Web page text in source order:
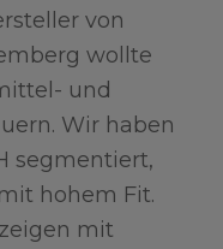
von
wollte
und
Wir haben
segmentiert,
hohem Fit.
mit